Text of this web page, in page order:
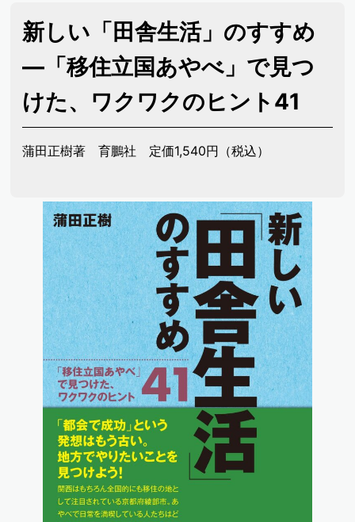
新しい「田舎生活」のすすめ
―「移住立国あやべ」で見つ
けた、ワクワクのヒント41
蒲田正樹著 育鵬社 定価1,540円（税込）